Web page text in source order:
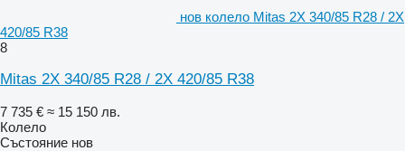
нов колело Mitas 2X 340/85 R28 / 2X
420/85 R38
8
Mitas 2X 340/85 R28 / 2X 420/85 R38
7 735 € ≈ 15 150 лв.
Колело
Състояние нов